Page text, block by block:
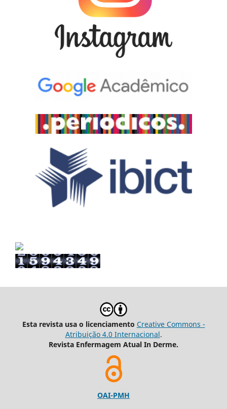
Esta revista usa o licenciamento Creative Commons -
Atribuição 4.0 Internacional.
Revista Enfermagem Atual In Derme.
OAI-PMH